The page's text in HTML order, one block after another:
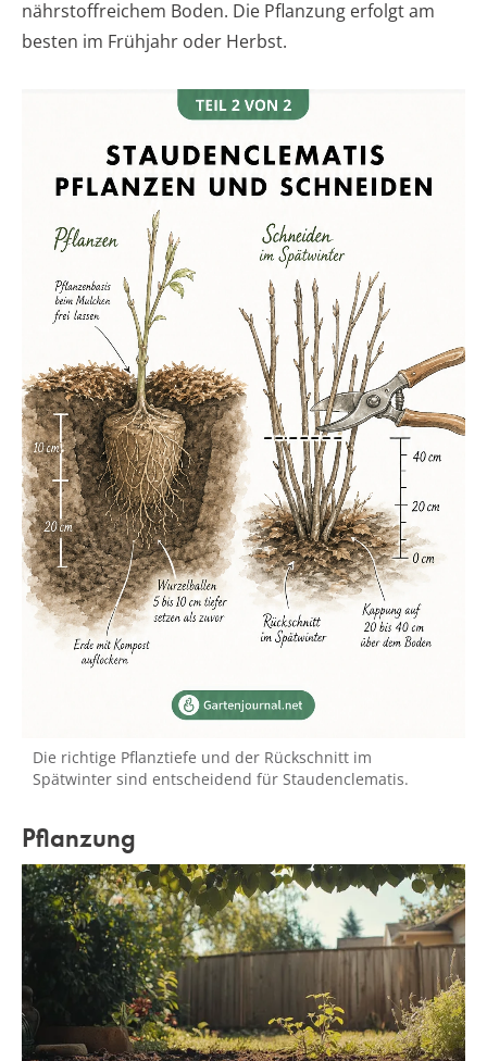
nährstoffreichem Boden. Die Pflanzung erfolgt am
besten im Frühjahr oder Herbst.
Die richtige Pflanztiefe und der Rückschnitt im
Spätwinter sind entscheidend für Staudenclematis.
Pflanzung